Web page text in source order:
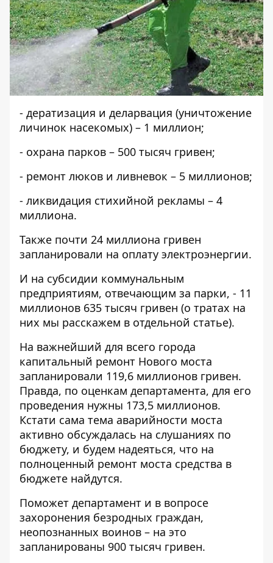
- дератизация и деларвация (уничтожение
личинок насекомых) – 1 миллион;
- охрана парков – 500 тысяч гривен;
- ремонт люков и ливневок – 5 миллионов;
- ликвидация стихийной рекламы – 4
миллиона.
Также почти 24 миллиона гривен
запланировали на оплату электроэнергии.
И на субсидии коммунальным
предприятиям, отвечающим за парки, - 11
миллионов 635 тысяч гривен (о тратах на
них мы расскажем в отдельной статье).
На важнейший для всего города
капитальный ремонт Нового моста
запланировали 119,6 миллионов гривен.
Правда, по оценкам департамента, для его
проведения нужны 173,5 миллионов.
Кстати сама тема аварийности моста
активно обсуждалась на слушаниях по
бюджету, и будем надеяться, что на
полноценный ремонт моста средства в
бюджете найдутся.
Поможет департамент и в вопросе
захоронения безродных граждан,
неопознанных воинов – на это
запланированы 900 тысяч гривен.